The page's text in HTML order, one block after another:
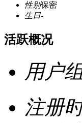
性别保密
生日-
活跃概况
用户
注册